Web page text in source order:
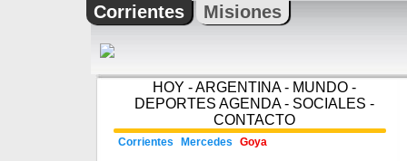
Corrientes Misiones
HOY -ARGENTINA- MUNDO -
DEPORTES AGENDA- SOCIALES -
CONTACTO
Corrientes Mercedes Goya